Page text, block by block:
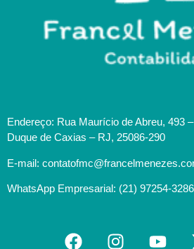
Endereço: Rua Maurício de Abreu, 493
Duque de Caxias – RJ, 25086-290
E-mail:
WhatsApp Empresarial: (21) 97254-3286